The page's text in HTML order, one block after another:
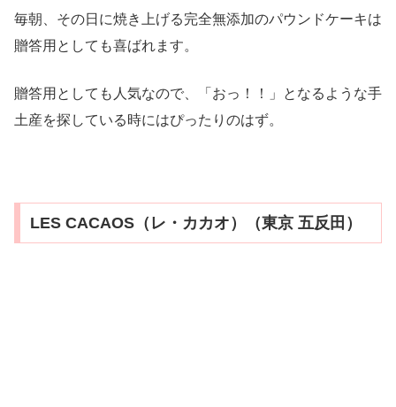
毎朝、その日に焼き上げる完全無添加のパウンドケーキは
贈答用としても喜ばれます。
贈答用としても人気なので、「おっ！！」となるような手
土産を探している時にはぴったりのはず。
LES CACAOS（レ・カカオ）（東京 五反田）